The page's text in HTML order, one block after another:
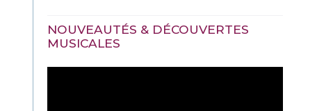
NOUVEAUTÉS & DÉCOUVERTES
MUSICALES